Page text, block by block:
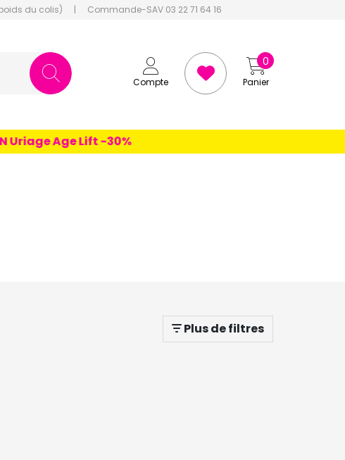
du colis) | Commande-SAV 03 22 71 64 16
Compte Panier
0
Uriage Age Lift -30%
Plus de filtres